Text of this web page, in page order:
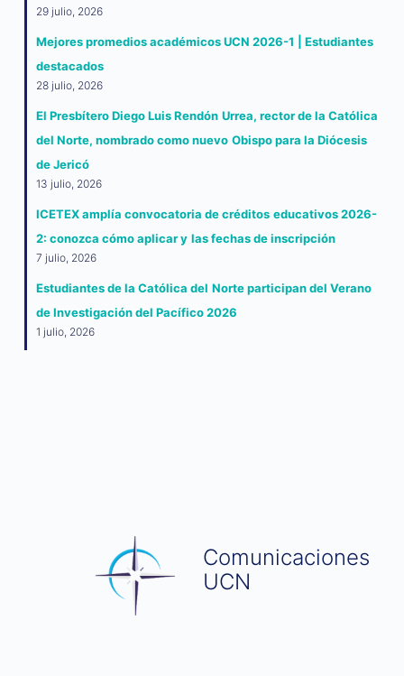
29 julio, 2026
Mejores promedios académicos UCN 2026-1 | Estudiantes
destacados
28 julio, 2026
El Presbítero Diego Luis Rendón Urrea, rector de la Católica
del Norte, nombrado como nuevo Obispo para la Diócesis
de Jericó
13 julio, 2026
ICETEX amplía convocatoria de créditos educativos 2026-
2: conozca cómo aplicar y las fechas de inscripción
7 julio, 2026
Estudiantes de la Católica del Norte participan del Verano
de Investigación del Pacífico 2026
1 julio, 2026
Comunicaciones
UCN